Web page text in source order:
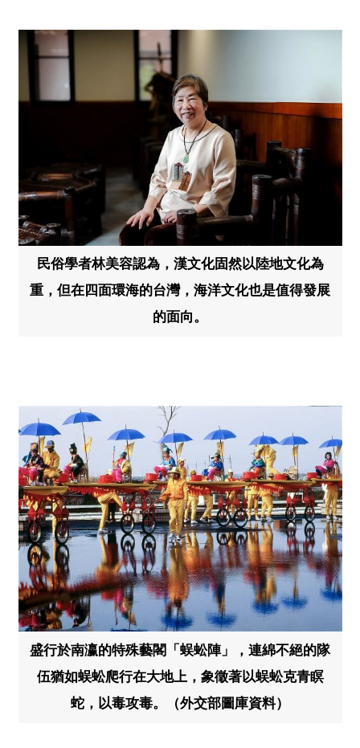
民俗學者林美容認為，漢文化固然以陸地文化為
重，但在四面環海的台灣，海洋文化也是值得發展
的面向。
盛行於南瀛的特殊藝閣「蜈蚣陣」，連綿不絕的隊
伍猶如蜈蚣爬行在大地上，象徵著以蜈蚣克青瞑
蛇，以毒攻毒。（外交部圖庫資料）